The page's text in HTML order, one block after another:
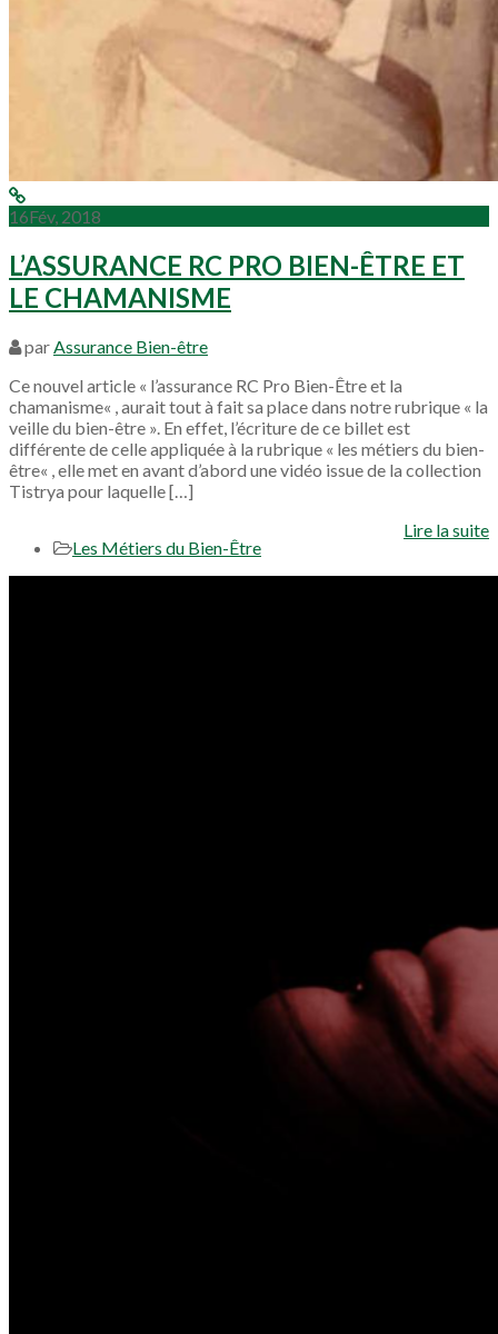
16Fév, 2018
L’ASSURANCE RC PRO BIEN-ÊTRE ET
LE CHAMANISME
par Assurance Bien-être
Ce nouvel article « l’assurance RC Pro Bien-Être et la
chamanisme« , aurait tout à fait sa place dans notre rubrique « la
veille du bien-être ». En effet, l’écriture de ce billet est
différente de celle appliquée à la rubrique « les métiers du bien-
être« , elle met en avant d’abord une vidéo issue de la collection
Tistrya pour laquelle […]
Les Métiers du Bien-Être
Lire la suite